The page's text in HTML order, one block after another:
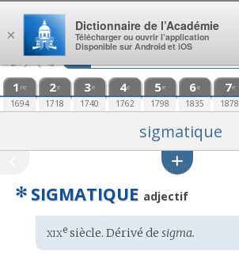
Aller au contenu
1 re
1694
2e
1718
3e
1740
4e
1762
5e
1798
6e
1835
7e
1878
sigmatique
✻ SIGMATIQUE adjectif
Étymologie
:
xixesiècle. Dérivé de sigma.
×
Dictionnaire de l’Académie
Télécharger ou ouvrir l’application
Disponible sur Android et iOS